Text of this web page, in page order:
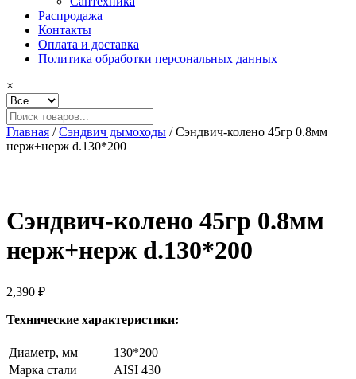
Распродажа
Контакты
Оплата и доставка
Политика обработки персональных данных
×
Главная /Сэндвич дымоходы / Сэндвич-колено 45гр 0.8мм
нерж+нерж d.130*200
Сэндвич-колено 45гр 0.8мм
нерж+нерж d.130*200
2,390 ₽
Технические характеристики:
Диаметр, мм
130*200
Марка стали
AISI 430